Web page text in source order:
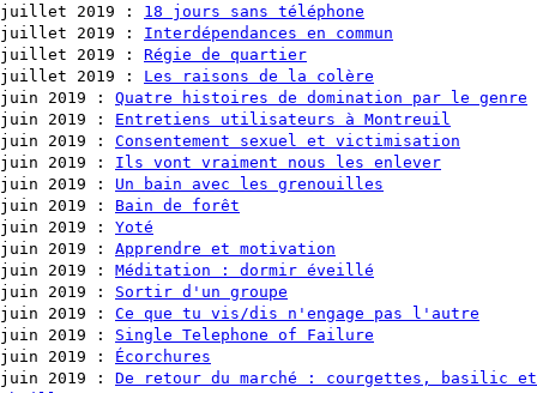
juillet 2019
:
18 jours sans téléphone
juillet 2019
:
Interdépendances en commun
juillet 2019
:
Régie de quartier
juillet 2019
:
Les raisons de la colère
juin 2019
:
Quatre histoires de domination par le genre
juin 2019
:
Entretiens utilisateurs à Montreuil
juin 2019
:
Consentement sexuel et victimisation
juin 2019
:
Ils vont vraiment nous les enlever
juin 2019
:
Un bain avec les grenouilles
juin 2019
:
Bain de forêt
juin 2019
:
Yoté
juin 2019
:
Apprendre et motivation
juin 2019
:
Méditation : dormir éveillé
juin 2019
:
Sortir d'un groupe
juin 2019
:
Ce que tu vis/dis n'engage pas l'autre
juin 2019
:
Single Telephone of Failure
juin 2019
:
Écorchures
juin 2019
:
De retour du marché : courgettes, basilic et